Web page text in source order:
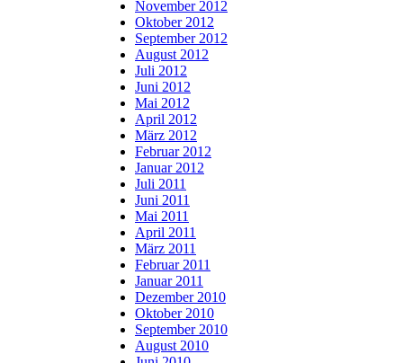
November 2012
Oktober 2012
September 2012
August 2012
Juli 2012
Juni 2012
Mai 2012
April 2012
März 2012
Februar 2012
Januar 2012
Juli 2011
Juni 2011
Mai 2011
April 2011
März 2011
Februar 2011
Januar 2011
Dezember 2010
Oktober 2010
September 2010
August 2010